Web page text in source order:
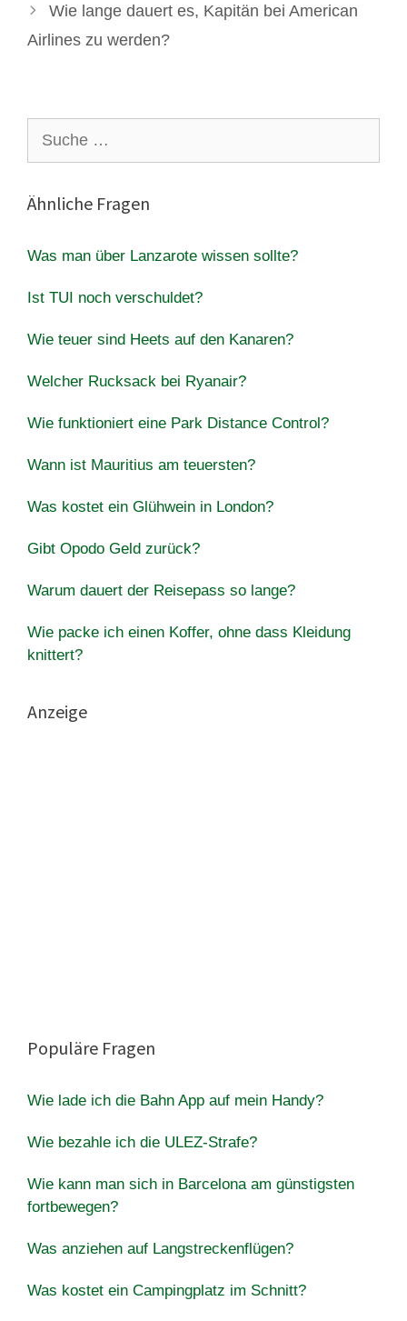
Wie lange dauert es, Kapitän bei American
Airlines zu werden?
nach:
Ähnliche Fragen
Was man über Lanzarote wissen sollte?
Ist TUI noch verschuldet?
Wie teuer sind Heets auf den Kanaren?
Welcher Rucksack bei Ryanair?
Wie funktioniert eine Park Distance Control?
Wann ist Mauritius am teuersten?
Was kostet ein Glühwein in London?
Gibt Opodo Geld zurück?
Warum dauert der Reisepass so lange?
Wie packe ich einen Koffer, ohne dass Kleidung
knittert?
Anzeige
Populäre Fragen
Wie lade ich die Bahn App auf mein Handy?
Wie bezahle ich die ULEZ-Strafe?
Wie kann man sich in Barcelona am günstigsten
fortbewegen?
Was anziehen auf Langstreckenflügen?
Was kostet ein Campingplatz im Schnitt?